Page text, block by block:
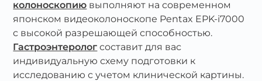
колоноскопию выполняют на современном
японском видеоколоноскопе Pentax EPK-i7000
с высокой разрешающей способностью.
Гастроэнтеролог составит для вас
индивидуальную схему подготовки к
исследованию с учетом клинической картины.